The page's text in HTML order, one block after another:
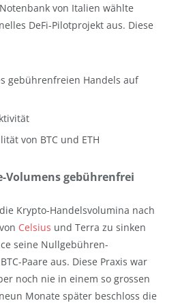
von Italien wählte
DeFi-Pilotprojekt aus. Diese
gebührenfreien Handels auf
von BTC und ETH
Volumens gebührenfrei
Krypto-Handelsvolumina nach
Celsius und Terra zu sinken
seine Nullgebühren-
Paare aus. Diese Praxis war
noch nie in einem so grossen
Monate später beschloss die